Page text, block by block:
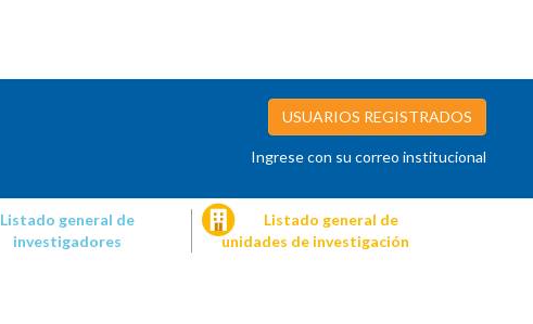
USUARIOS REGISTRADOS
Ingrese con su correo institucional
Listado general de
investigadores
Listado general de
unidades de investigación